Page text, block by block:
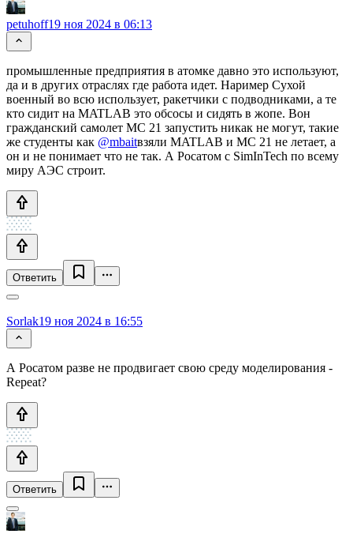
petuhoff19 ноя 2024 в 06:13
промышленные предприятия в атомке давно это используют,
да и в других отраслях где работа идет. Наример Сухой
военный во всю использует, ракетчики с подводниками, а те
кто сидит на MATLAB это обсосы и сидять в жопе. Вон
гражданский самолет MC 21 запустить никак не могут, такие
же студенты как @mbaitвзяли MATLAB и MC 21 не летает, а
он и не понимает что не так. А Росатом с SimInTech по всему
миру АЭС строит.
Ответить
Sorlak19 ноя 2024 в 16:55
А Росатом разве не продвигает свою среду моделирования -
Repeat?
Ответить